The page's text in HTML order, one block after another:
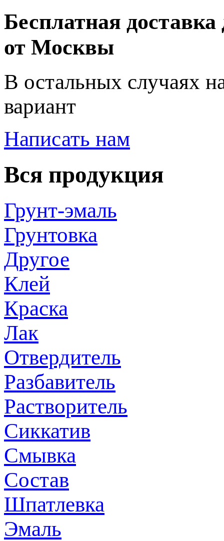
Бесплатная доставка
от Москвы
В остальных случаях
вариант
Написать нам
Вся продукция
Грунт-эмаль
Грунтовка
Другое
Клей
Краска
Лак
Отвердитель
Разбавитель
Растворитель
Сиккатив
Смывка
Состав
Шпатлевка
Эмаль